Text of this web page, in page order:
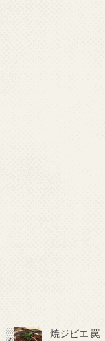
焼ジビエ 罠